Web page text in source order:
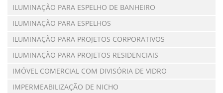
ILUMINAÇÃO PARA ESPELHO DE BANHEIRO
ILUMINAÇÃO PARA ESPELHOS
ILUMINAÇÃO PARA PROJETOS CORPORATIVOS
ILUMINAÇÃO PARA PROJETOS RESIDENCIAIS
IMÓVEL COMERCIAL COM DIVISÓRIA DE VIDRO
IMPERMEABILIZAÇÃO DE NICHO